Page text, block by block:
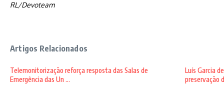
RL/Devoteam
Artigos Relacionados
Telemonitorização reforça resposta das Salas de
Emergência das Un ...
Luís Garcia
preservação